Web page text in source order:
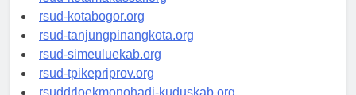
rsud-kotamakassar.org
rsud-kotabogor.org
rsud-tanjungpinangkota.org
rsud-simeuluekab.org
rsud-tpikepriprov.org